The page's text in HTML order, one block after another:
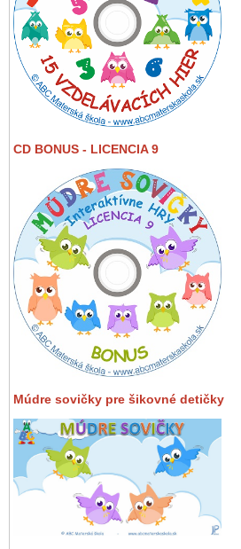
CD BONUS - LICENCIA 9
Múdre sovičky pre šikovné detičky